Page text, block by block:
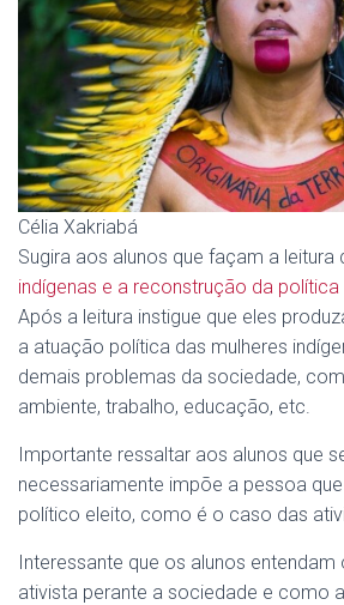
Célia Xakriabá
Sugira aos alunos que façam a leitura
indígenas e a reconstrução da política
Após a leitura instigue que eles
a atuação política das mulheres
demais problemas da sociedade,
ambiente, trabalho, educação, etc.
Importante ressaltar aos alunos que
necessariamente impõe a pessoa
político eleito, como é o caso das
Interessante que os alunos entendam
ativista perante a sociedade e como